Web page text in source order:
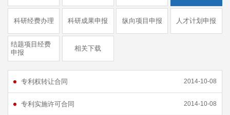
科研经费办理 科研成果申报 纵向项目申报 人才计划申报
结题项目经费
申报
相关下载
专利权转让合同 2014-10-08
专利实施许可合同 2014-10-08